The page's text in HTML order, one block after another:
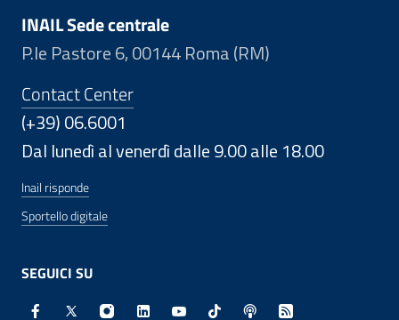
INAIL Sede centrale
P.le Pastore 6, 00144 Roma (RM)
Contact Center
(+39) 06.6001
Dal lunedì al venerdì dalle 9.00 alle 18.00
Inail risponde
Sportello digitale
SEGUICI SU